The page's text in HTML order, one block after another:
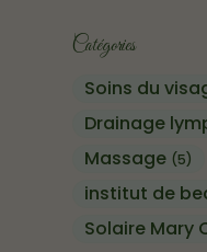
Catégories
Soins du
Drainage
Massage (5)
Solaire Mary